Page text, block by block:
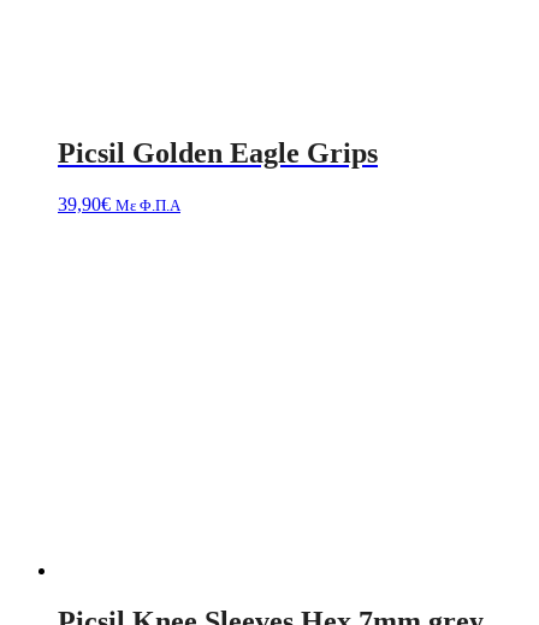
Picsil Golden Eagle Grips
39,90€ Με Φ.Π.Α